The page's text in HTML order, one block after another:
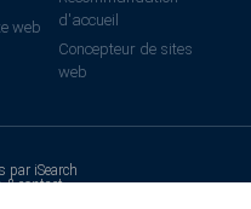
web
d'accueil
Concepteur de sites
web
par iSearch
& contact